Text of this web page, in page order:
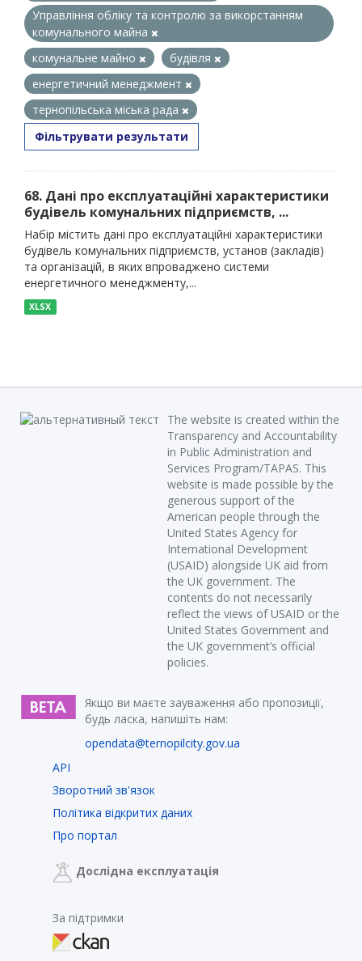
Управління обліку та контролю за викорстанням
комунального майна
комунальне майно
будівля
енергетичний менеджмент
тернопільська міська рада
Фільтрувати результати
68. Дані про експлуатаційні характеристики
будівель комунальних підприємств, ...
Набір містить дані про експлуатаційні характеристики
будівель комунальних підприємств, установ (закладів)
та організацій, в яких впроваджено системи
енергетичного менеджменту,...
XLSX
The website is created within the
Transparency and Accountability
in Public Administration and
Services Program/TAPAS. This
website is made possible by the
generous support of the
American people through the
United States Agency for
International Development
(USAID) alongside UK aid from
the UK government. The
contents do not necessarily
reflect the views of USAID or the
United States Government and
the UK government’s official
policies.
Якщо ви маєте зауваження або пропозиції,
будь ласка, напишіть нам:
opendata@ternopilcity.gov.ua
API
Зворотний зв'язок
Політика відкритих даних
Про портал
Дослідна експлуатація
За підтримки